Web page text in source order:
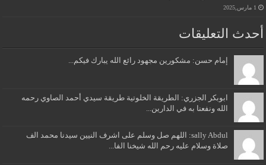
1 مارس,2025
أحدث التعليقات
إمام حسن: مشكورين مجهود رائع الله يبارك فيكم...
ابوبكر الجزري: الطريقة الخلوتية طريقة سيدي أحمد الصاوي رحمه
الله ونفعنا به في الدارين...
sally Abdul: اللهم صل وسلم على اشرف النيين سيدنا محمد الف
صلاة وسلام عليه رحم الله شيخنا الفا...